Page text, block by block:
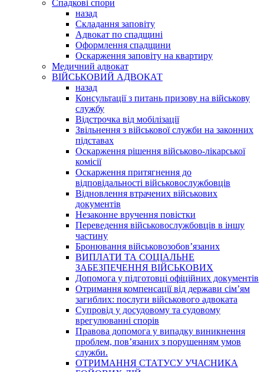
Спадкові спори
назад
Складання заповіту
Адвокат по спадщині
Оформлення спадщини
Оскарження заповіту на квартиру
Медичний адвокат
ВІЙСЬКОВИЙ АДВОКАТ
назад
Консультації з питань призову на військову
службу
Відстрочка від мобілізації
Звільнення з військової служби на законних
підставах
Оскарження рішення військово-лікарської
комісії
Оскарження притягнення до
відповідальності військовослужбовців
Відновлення втрачених військових
документів
Незаконне вручення повістки
Переведення військовослужбовців в іншу
частину
Бронювання військовозобов’язаних
ВИПЛАТИ ТА СОЦІАЛЬНЕ
ЗАБЕЗПЕЧЕННЯ ВІЙСЬКОВИХ
Допомога у підготовці офіційних документів
Отримання компенсації від держави сім’ям
загиблих: послуги військового адвоката
Супровід у досудовому та судовому
врегулюванні спорів
Правова допомога у випадку виникнення
проблем, пов’язаних з порушенням умов
служби.
ОТРИМАННЯ СТАТУСУ УЧАСНИКА